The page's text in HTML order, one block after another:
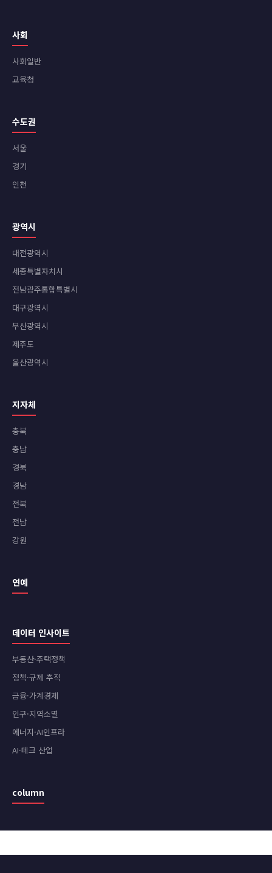
사회
사회일반
교육청
수도권
서울
경기
인천
광역시
대전광역시
세종특별자치시
전남광주통합특별시
대구광역시
부산광역시
제주도
울산광역시
지자체
충북
충남
경북
경남
전북
전남
강원
연예
데이터 인사이트
부동산·주택정책
정책·규제 추적
금융·가계경제
인구·지역소멸
에너지·AI인프라
AI·테크 산업
column